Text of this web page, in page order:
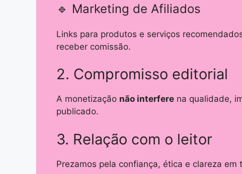
🔹 Marketing de Afiliados
Links para produtos e serviços
receber comissão.
2. Compromisso editorial
A monetização não interfere na qualidade,
publicado.
3. Relação com o leitor
Prezamos pela confiança, ética e clareza em